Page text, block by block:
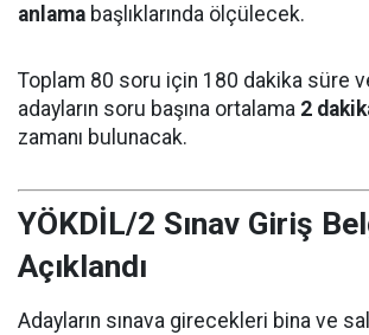
anlama başlıklarında ölçülecek.
Toplam 80 soru için 180 dakika süre
adayların soru başına ortalama 2
zamanı bulunacak.
YÖKDİL/2 Sınav Giriş
Açıklandı
Adayların sınava girecekleri bina ve